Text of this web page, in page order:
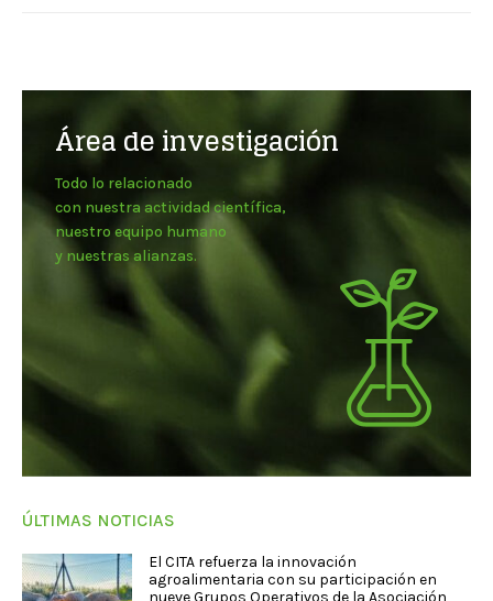
Área de investigación
Todo lo relacionado
con nuestra actividad científica,
nuestro equipo humano
y nuestras alianzas.
ÚLTIMAS NOTICIAS
El CITA refuerza la innovación
agroalimentaria con su participación en
nueve Grupos Operativos de la Asociación